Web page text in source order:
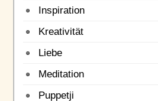
Inspiration
Kreativität
Liebe
Meditation
Puppetji